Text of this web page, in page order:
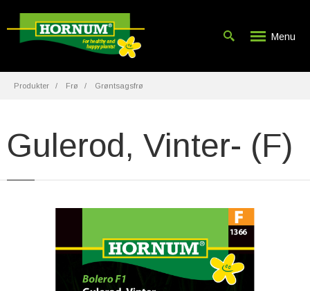
Menu
Produkter Frø Grøntsagsfrø
Gulerod, Vinter- (F)